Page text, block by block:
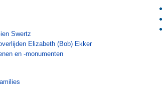
Swertz
Elizabeth (Bob) Ekker
en -monumenten